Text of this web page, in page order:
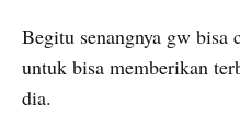
Begitu senangnya gw bisa
untuk bisa memberikan
dia.